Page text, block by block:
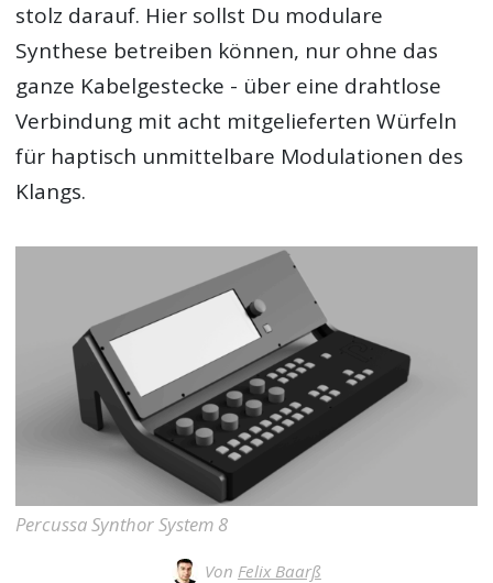
stolz darauf. Hier sollst Du modulare
Synthese betreiben können, nur ohne das
ganze Kabelgestecke - über eine drahtlose
Verbindung mit acht mitgelieferten Würfeln
für haptisch unmittelbare Modulationen des
Klangs.
Percussa Synthor System 8
Von Felix Baarß